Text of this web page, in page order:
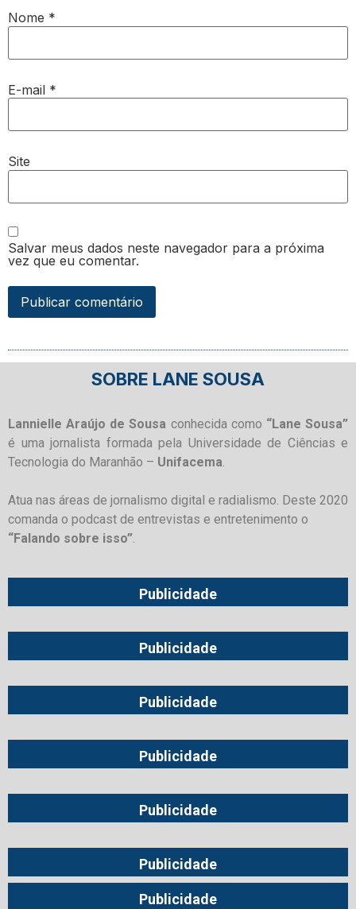
Nome *
E-mail *
Site
Salvar meus dados neste navegador para a próxima
vez que eu comentar.
SOBRE LANE SOUSA
Lannielle Araújo de Sousa conhecida como “Lane Sousa”
é uma jornalista formada pela Universidade de Ciências e
Tecnologia do Maranhão – Unifacema
Atua nas áreas de jornalismo digital e radialismo. Deste 2020
comanda o podcast de entrevistas e entretenimento o
“Falando sobre isso”.
Publicidade
Publicidade
Publicidade
Publicidade
Publicidade
Publicidade
Publicidade